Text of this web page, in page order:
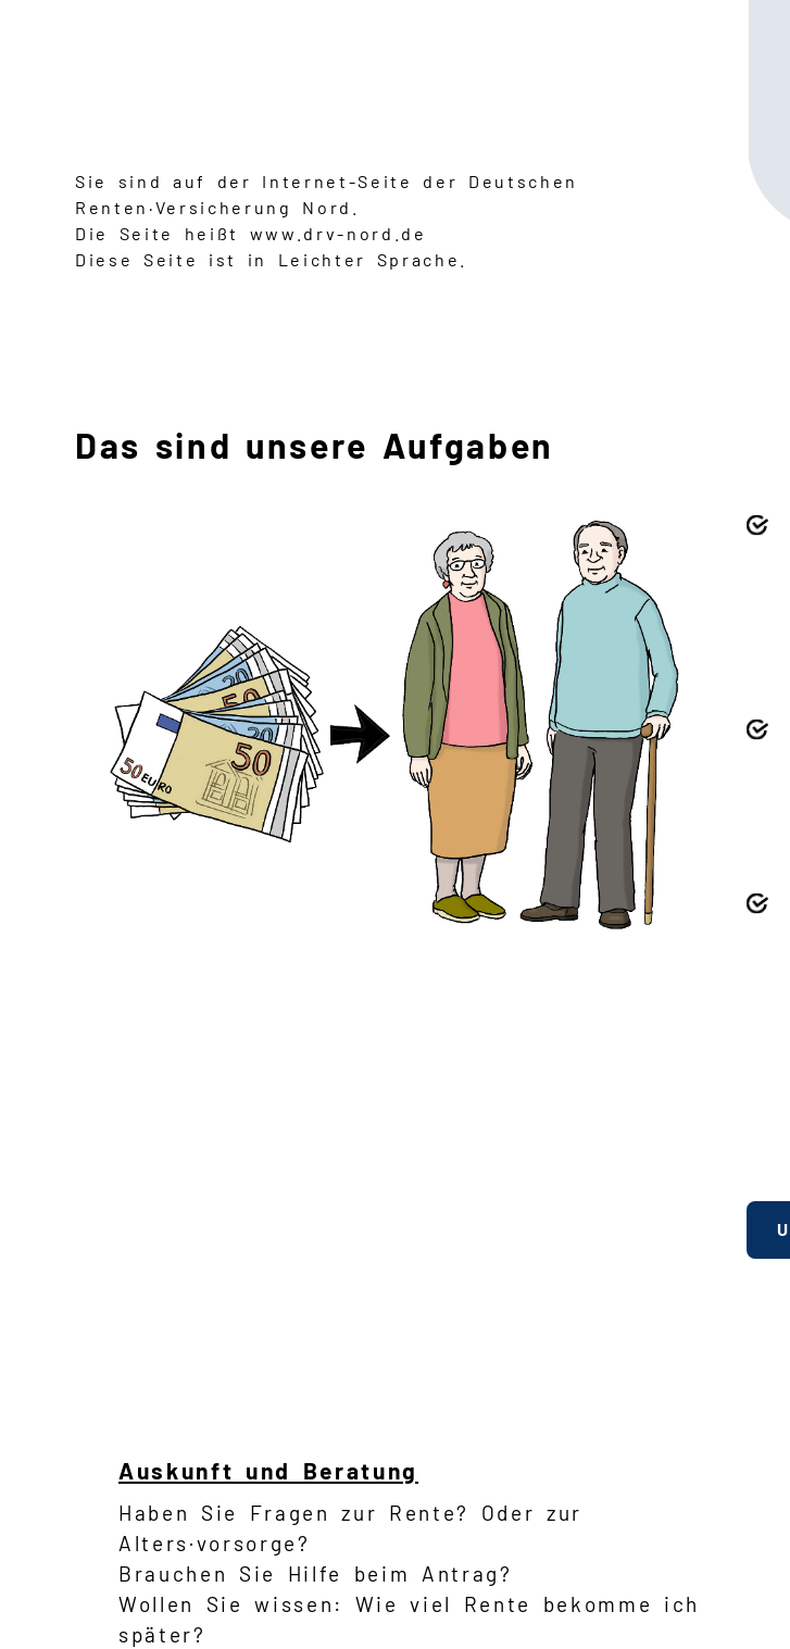
Sie sind auf der Internet-Seite der Deutschen
Renten·Versicherung Nord.
Die Seite heißt www.drv-nord.de
Diese Seite ist in Leichter Sprache.
Das sind unsere Aufgaben
Auskunft und Beratung
Haben Sie Fragen zur Rente? Oder zur
Alters·vorsorge?
Brauchen Sie Hilfe beim Antrag?
Wollen Sie wissen: Wie viel Rente bekomme ich
später?